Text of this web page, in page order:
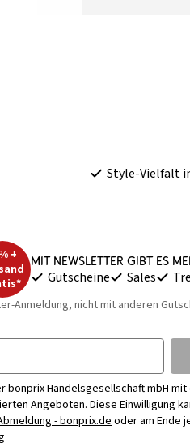
Style-Vielfalt
+
Mit Newsletter gibt es
Gutscheine Sales
Anmeldung, nicht mit anderen
Handelsgesellschaft mbH
Angeboten. Diese Einwilligung
- bonprix.deoder am Ende